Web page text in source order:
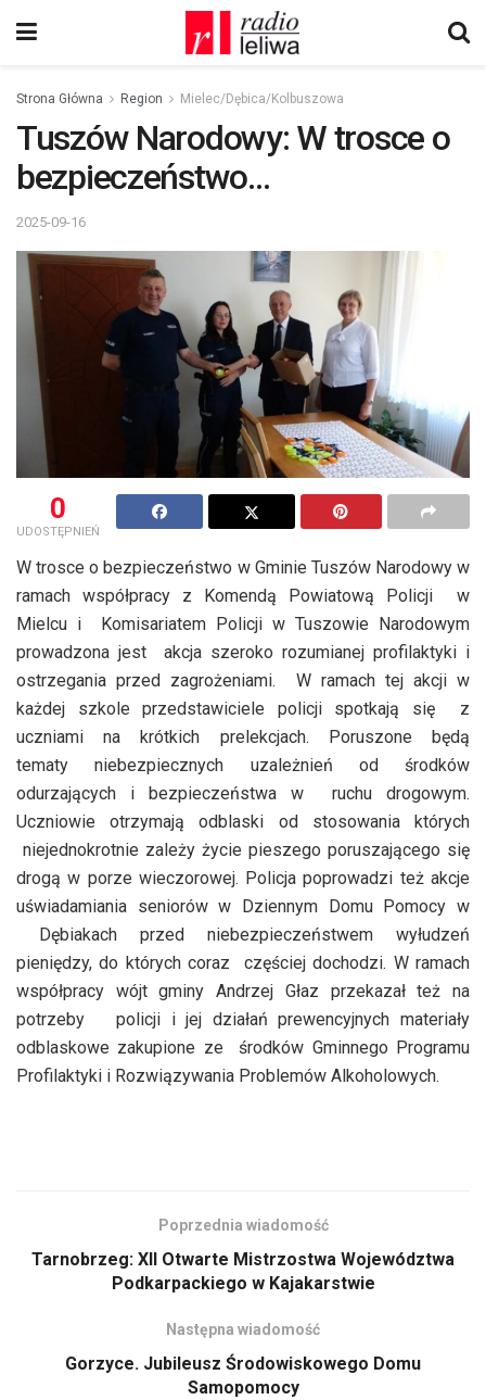
Strona Główna Region Mielec/Dębica/Kolbuszowa
Tuszów Narodowy: W trosce o
bezpieczeństwo…
2025-09-16
0
UDOSTĘPNIEŃ
W trosce o bezpieczeństwo w Gminie Tuszów Narodowy w
ramach współpracy z Komendą Powiatową Policji w
Mielcu i Komisariatem Policji w Tuszowie Narodowym
prowadzona jest akcja szeroko rozumianej profilaktyki i
ostrzegania przed zagrożeniami. W ramach tej akcji w
każdej szkole przedstawiciele policji spotkają się z
uczniami na krótkich prelekcjach. Poruszone będą
tematy niebezpiecznych uzależnień od środków
odurzających i bezpieczeństwa w ruchu drogowym.
Uczniowie otrzymają odblaski od stosowania których
niejednokrotnie zależy życie pieszego poruszającego się
drogą w porze wieczorowej. Policja poprowadzi też akcje
uświadamiania seniorów w Dziennym Domu Pomocy w
Dębiakach przed niebezpieczeństwem wyłudzeń
pieniędzy, do których coraz częściej dochodzi. W ramach
współpracy wójt gminy Andrzej Głaz przekazał też na
potrzeby policji i jej działań prewencyjnych materiały
odblaskowe zakupione ze środków Gminnego Programu
Profilaktyki i Rozwiązywania Problemów Alkoholowych.
Poprzednia wiadomość
Tarnobrzeg: XII Otwarte Mistrzostwa Województwa
Podkarpackiego w Kajakarstwie
Następna wiadomość
Gorzyce. Jubileusz Środowiskowego Domu
Samopomocy